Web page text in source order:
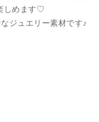
しめます♡
ジュエリー素材です♪